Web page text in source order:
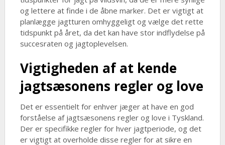
og lettere at finde i de åbne marker. Det er vigtigt at
planlægge jagtturen omhyggeligt og vælge det rette
tidspunkt på året, da det kan have stor indflydelse på
succesraten og jagtoplevelsen.
Vigtigheden af at kende
jagtsæsonens regler og love
Det er essentielt for enhver jæger at have en god
forståelse af jagtsæsonens regler og love i Tyskland.
Der er specifikke regler for hver jagtperiode, og det
er vigtigt at overholde disse regler for at sikre en